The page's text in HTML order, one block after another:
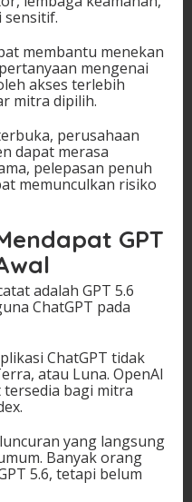
membantu menekan
mengenai
akses terlebih
mitra dipilih.
perusahaan
dapat merasa
pelepasan penuh
memunculkan risiko
GPT
adalah GPT 5.6
ChatGPT pada
ChatGPT tidak
atau Luna. OpenAI
bagi mitra
yang langsung
Banyak orang
5.6, tetapi belum